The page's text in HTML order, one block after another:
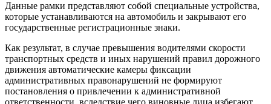
Данные рамки представляют собой специальные устройства,
которые устанавливаются на автомобиль и закрывают его
государственные регистрационные знаки.
Как результат, в случае превышения водителями скорости
транспортных средств и иных нарушений правил дорожного
движения автоматические камеры фиксации
административных правонарушений не формируют
постановления о привлечении к административной